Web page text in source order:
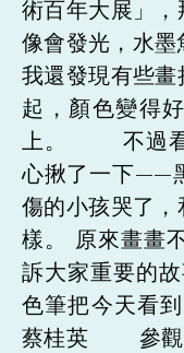
術百年大展」
像會發光，水
我還發現有些
起，顏色變得
上。 不過看
心揪了一下——
傷的小孩哭了
樣。 原來畫畫
訴大家重要
色筆把今天看
蔡桂英 參觀完